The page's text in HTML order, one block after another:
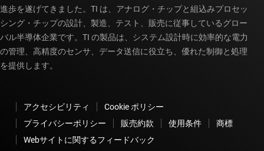
進歩を遂げてきました。TI は、アナログ・チップと組込みプロセッ
シング・チップの設計、製造、テスト、販売に従事しているグロー
バル半導体企業です。TI の製品は、システム設計時に効率的な電力
の管理、高精度のセンサ、データ送信に役立ち、優れた制御と処理
を提供します。
アクセシビリティ
Cookie ポリシー
プライバシーポリシー
販売約款 使用条件
商標
Webサイトに関するフィードバック